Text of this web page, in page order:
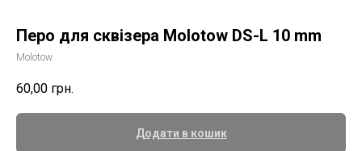
Перо для сквізера Molotow DS-L 10 mm
Molotow
60,00 грн.
Додати в кошик